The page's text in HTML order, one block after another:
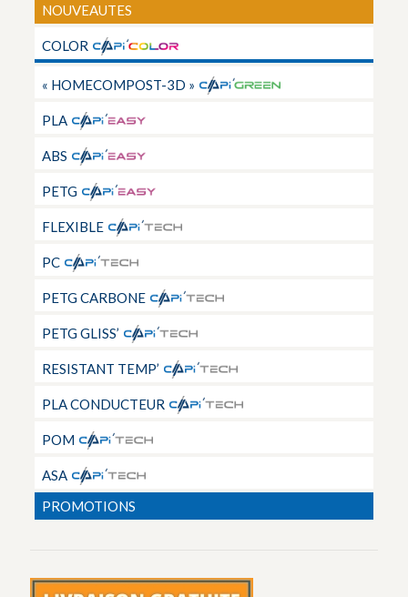
NOUVEAUTES
COLOR
« HOMECOMPOST-3D »
PLA
ABS
PETG
FLEXIBLE
PC
PETG CARBONE
PETG GLISS’
RESISTANT TEMP’
PLA CONDUCTEUR
POM
ASA
PROMOTIONS